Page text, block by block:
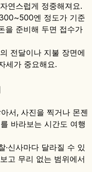
연스럽게 정중해져요.
엔 정도가 기준
을 준비해 두면 접수가
전달이나 지불 장면에
세가 중요해요.
서, 사진을 찍거나 몬젠
바라보는 시간도 여행
·신사마다 달라질 수 있
고 무리 없는 범위에서